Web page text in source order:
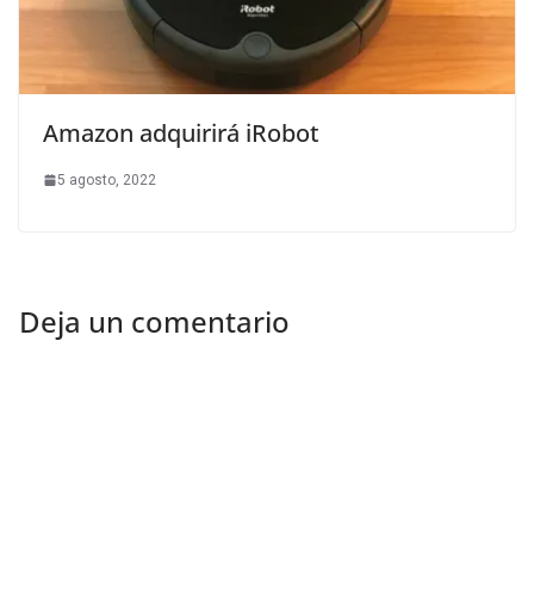
Amazon adquirirá iRobot
5 agosto, 2022
Deja un comentario